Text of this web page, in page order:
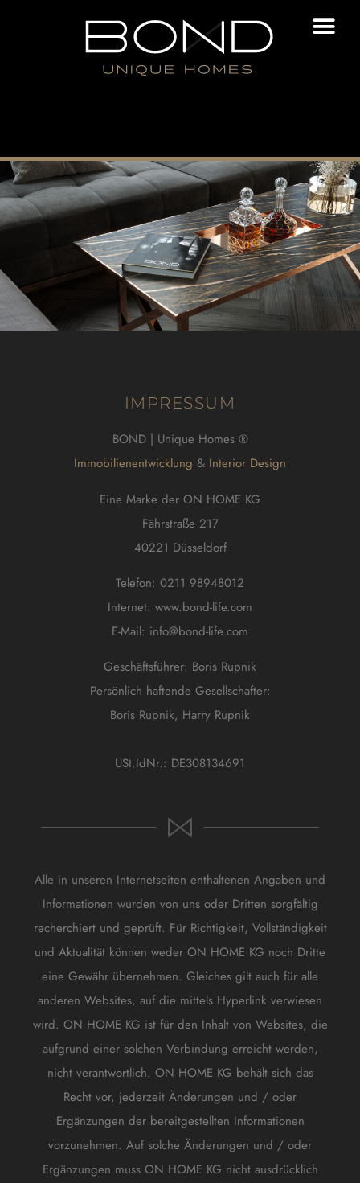
IMPRESSUM
BOND | Unique Homes ®
Immobilienentwicklung & Interior Design
Eine Marke der ON HOME KG
Fährstraße 217
40221 Düsseldorf
Telefon: 0211 98948012
Internet: www.bond-life.com
E-Mail: info@bond-life.com
Geschäftsführer: Boris Rupnik
Persönlich haftende Gesellschafter:
Boris Rupnik, Harry Rupnik
USt.IdNr.: DE308134691
Alle in unseren Internetseiten enthaltenen Angaben und
Informationen wurden von uns oder Dritten sorgfältig
recherchiert und geprüft. Für Richtigkeit, Vollständigkeit
und Aktualität können weder ON HOME KG noch Dritte
eine Gewähr übernehmen. Gleiches gilt auch für alle
anderen Websites, auf die mittels Hyperlink verwiesen
wird. ON HOME KG ist für den Inhalt von Websites, die
aufgrund einer solchen Verbindung erreicht werden,
nicht verantwortlich. ON HOME KG behält sich das
Recht vor, jederzeit Änderungen und / oder
Ergänzungen der bereitgestellten Informationen
vorzunehmen. Auf solche Änderungen und / oder
Ergänzungen muss ON HOME KG nicht ausdrücklich